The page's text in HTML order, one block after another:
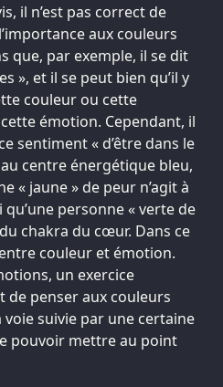
il n’est pas correct de
aux couleurs
que, par exemple, il se dit
», et il se peut bien qu’il y
couleur ou cette
émotion. Cependant, il
sentiment « d’être dans le
centre énergétique bleu,
« jaune » de peur n’agit à
personne « verte de
chakra du cœur. Dans ce
couleur et émotion.
un exercice
de penser aux couleurs
suivie par une certaine
pouvoir mettre au point